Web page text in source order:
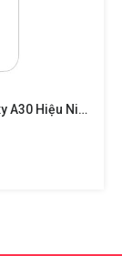
Miếng Dán Kính Cường Lực Samsung Galaxy A30 Hiệu Nillkin Amazing H+ Pro